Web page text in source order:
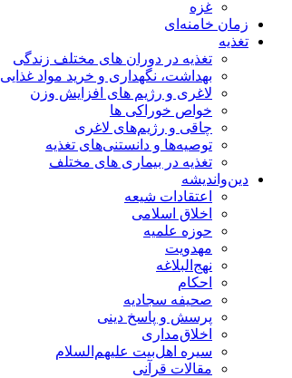
غزه
زمان خامنه‌ای
تغذیه
تغذیه در دوران های مختلف زندگی
بهداشت، نگهداری و خرید مواد غذایی
لاغری و رژیم های افزایش وزن
خواص خوراكی ها
چاقی و رژیم‌های لاغری
توصیه‌ها و دانستنی‌های تغذیه
تغذیه در بیماری های مختلف
دین‌واندیشه
اعتقادات شیعه
اخلاق اسلامی
حوزه علمیه
مهدویت
نهج‌البلاغه
احکام
صحیفه سجادیه
پرسش و پاسخ دینی
اخلاق‌مداری
سیره اهل‌بیت علیهم‌السلام
مقالات قرآنی